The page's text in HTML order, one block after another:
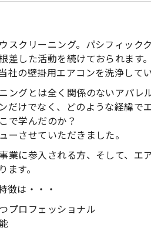
クリーニング。パシフィック
した活動を続けておられます。
社の壁掛用エアコンを洗浄して
グとは全く関係のないアパレ
だけでなく、どのような経緯で
で学んだのか？
ーさせていただきました。
業に参入される方、そして、
す。
徴は・・・
プロフェッショナル